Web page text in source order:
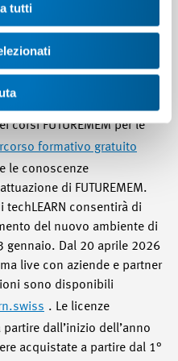
tutti
un nuovo ambiente di
nelle otto
con i supporti
dall’estate 2026 offrirà
professionale di
corsi FUTUREMEM per le
formativo gratuito
le conoscenze
di FUTUREMEM.
consentirà di
del nuovo ambiente di
gennaio. Dal 20 aprile 2026
live con aziende e partner
sono disponibili
. Le licenze
dall’inizio dell’anno
acquistate a partire dal 1°